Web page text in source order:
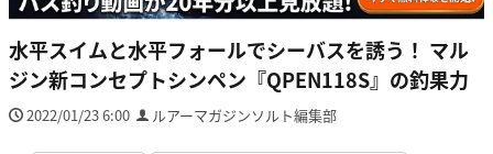
水平スイムと水平フォールでシーバスを誘う！ マル
ジン新コンセプトシンペン『QPEN118S』の釣果力
2022/01/23 6:00 ルアーマガジンソルト編集部